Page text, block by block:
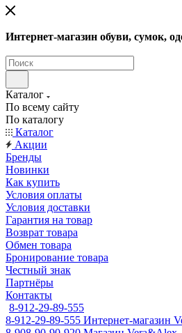
Интернет-магазин обуви, сумок,
Каталог
По всему сайту
По каталогу
Каталог
Акции
Бренды
Новинки
Как купить
Условия оплаты
Условия доставки
Гарантия на товар
Возврат товара
Обмен товара
Бронирование товара
Честный знак
Партнёры
Контакты
8-912-29-89-555
8-912-29-89-555 Интернет-магазин